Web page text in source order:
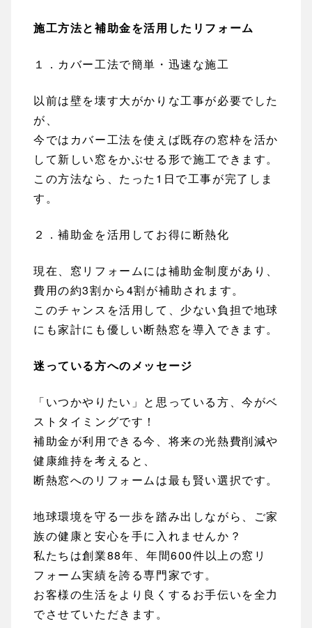
施工方法と補助金を活用したリフォーム
１．カバー工法で簡単・迅速な施工
以前は壁を壊す大がかりな工事が必要でした
が、
今ではカバー工法を使えば既存の窓枠を活か
して新しい窓をかぶせる形で施工できます。
この方法なら、たった1日で工事が完了しま
す。
２．補助金を活用してお得に断熱化
現在、窓リフォームには補助金制度があり、
費用の約3割から4割が補助されます。
このチャンスを活用して、少ない負担で地球
にも家計にも優しい断熱窓を導入できます。
迷っている方へのメッセージ
「いつかやりたい」と思っている方、今がベ
ストタイミングです！
補助金が利用できる今、将来の光熱費削減や
健康維持を考えると、
断熱窓へのリフォームは最も賢い選択です。
地球環境を守る一歩を踏み出しながら、ご家
族の健康と安心を手に入れませんか？
私たちは創業88年、年間600件以上の窓リ
フォーム実績を誇る専門家です。
お客様の生活をより良くするお手伝いを全力
でさせていただきます。